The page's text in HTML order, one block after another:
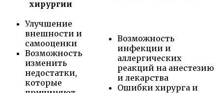
хирургии
Улучшение
внешности и
самооценки
Возможность
изменить
недостатки,
которые
Возможность
инфекции и
аллергических
реакций на анестезию
и лекарства
Ошибки хирурга и